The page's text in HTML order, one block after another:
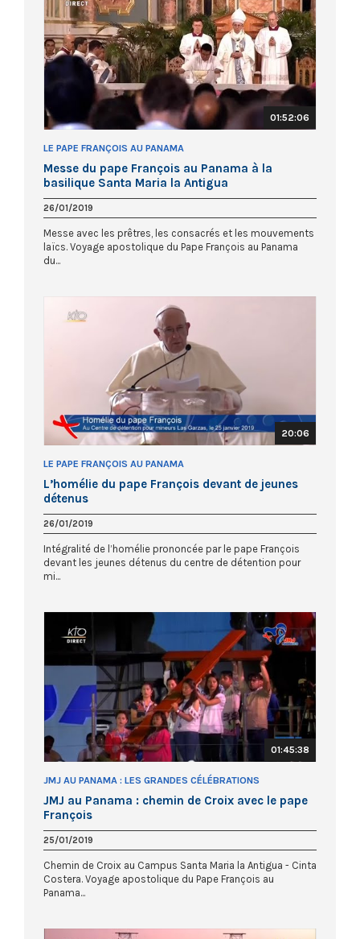
01:52:06
LE PAPE FRANÇOIS AU PANAMA
Messe du pape François au Panama à la
basilique Santa Maria la Antigua
26/01/2019
Messe avec les prêtres, les consacrés et les mouvements
laïcs. Voyage apostolique du Pape François au Panama
du...
20:06
LE PAPE FRANÇOIS AU PANAMA
L’homélie du pape François devant de jeunes
détenus
26/01/2019
Intégralité de l’homélie prononcée par le pape François
devant les jeunes détenus du centre de détention pour
mi...
01:45:38
JMJ AU PANAMA : LES GRANDES CÉLÉBRATIONS
JMJ au Panama : chemin de Croix avec le pape
François
25/01/2019
Chemin de Croix au Campus Santa Maria la Antigua - Cinta
Costera. Voyage apostolique du Pape François au
Panama...